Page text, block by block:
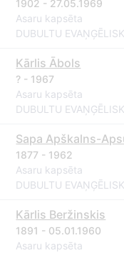
1902 - 27.05.1969
Asaru kapsēta
DUBULTU
Kārlis Ābols
? - 1967
Asaru kapsēta
DUBULTU
Sapa Apškalns-
1877 - 1962
Asaru kapsēta
DUBULTU
Kārlis Beržinskis
1891 - 05.01.1960
Asaru kapsēta